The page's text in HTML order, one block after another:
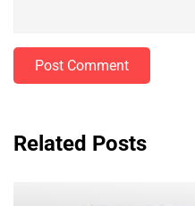
Post Comment
Related Posts